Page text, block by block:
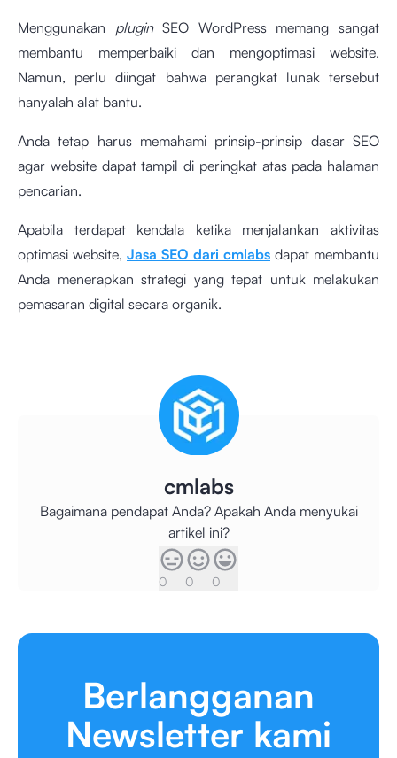
Menggunakan pluginSEO WordPress memang sangat
membantu memperbaiki dan mengoptimasi website.
Namun, perlu diingat bahwa perangkat lunak tersebut
hanyalah alat bantu.
Anda tetap harus memahami prinsip-prinsip dasar SEO
agar website dapat tampil di peringkat atas pada halaman
pencarian.
Apabila terdapat kendala ketika menjalankan aktivitas
optimasi website, Jasa SEO dari cmlabs dapat membantu
Anda menerapkan strategi yang tepat untuk melakukan
pemasaran digital secara organik.
cmlabs
Bagaimana pendapat Anda? Apakah Anda menyukai
artikel ini?
0 0 0
Berlangganan
Newsletter kami